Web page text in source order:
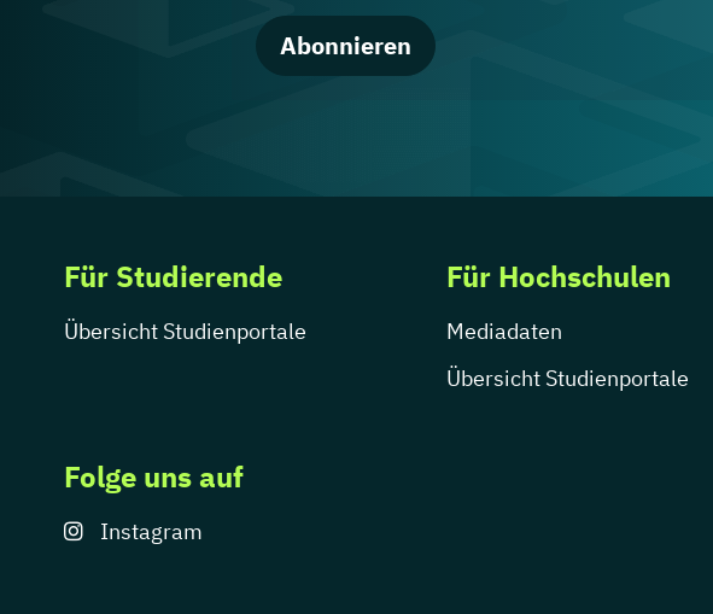
Abonnieren
Für Studierende
Übersicht Studienportale
Für Hochschulen
Mediadaten
Übersicht Studienportale
Folge uns auf
Instagram